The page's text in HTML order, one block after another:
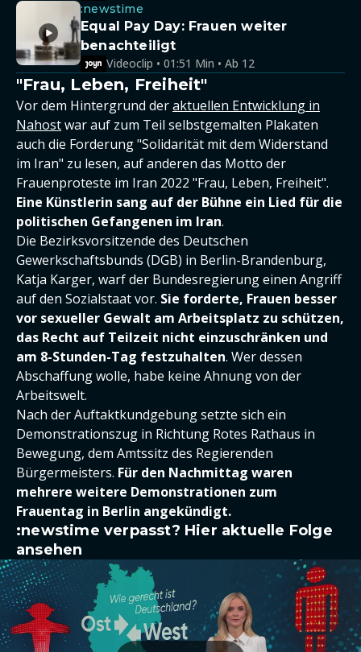
:newstime
Equal Pay Day: Frauen weiter
benachteiligt
Videoclip • 01:51 Min • Ab 12
"Frau, Leben, Freiheit"
Vor dem Hintergrund deraktuellen Entwicklung in
Nahostwar auf zum Teil selbstgemalten Plakaten
auch die Forderung "Solidarität mit dem Widerstand
im Iran" zu lesen, auf anderen das Motto der
Frauenproteste im Iran 2022 "Frau, Leben, Freiheit".
Eine Künstlerin sang auf der Bühne ein Lied für die
politischen Gefangenen im Iran.
Die Bezirksvorsitzende des Deutschen
Gewerkschaftsbunds (DGB) in Berlin-Brandenburg,
Katja Karger, warf der Bundesregierung einen Angriff
auf den Sozialstaat vor. Sie forderte, Frauen besser
vor sexueller Gewalt am Arbeitsplatz zu schützen,
das Recht auf Teilzeit nicht einzuschränken und
am 8-Stunden-Tag festzuhalten. Wer dessen
Abschaffung wolle, habe keine Ahnung von der
Arbeitswelt.
Nach der Auftaktkundgebung setzte sich ein
Demonstrationszug in Richtung Rotes Rathaus in
Bewegung, dem Amtssitz des Regierenden
Bürgermeisters. Für den Nachmittag waren
mehrere weitere Demonstrationen zum
Frauentag in Berlin angekündigt.
:newstime verpasst? Hier aktuelle Folge
ansehen